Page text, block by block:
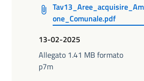
one_Comunale.pdf
13-02-2025
Allegato 1.41 MB formato
p7m